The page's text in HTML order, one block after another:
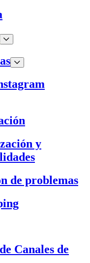
y
de problemas
Canales de